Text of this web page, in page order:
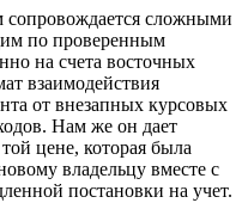
сопровождается сложными
по проверенным
на счета восточных
взаимодействия
от внезапных курсовых
Нам же он дает
цене, которая была
владельцу вместе с
постановки на учет.